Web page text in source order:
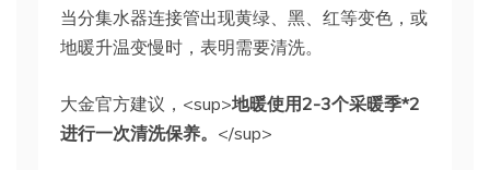
当分集水器连接管出现黄绿、黑、红等变色，或
地暖升温变慢时，表明需要清洗。
大金官方建议，<sup>地暖使用2-3个采暖季*2
进行一次清洗保养。 </sup>